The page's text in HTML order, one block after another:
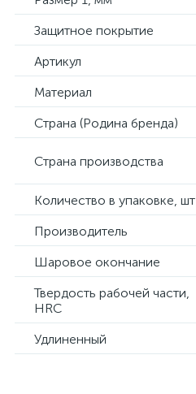
Защитное покрытие
Артикул
Материал
Страна (Родина бренда)
Страна производства
Количество в упаковке, шт
Производитель
Шаровое окончание
Твердость рабочей части,
HRC
Удлиненный